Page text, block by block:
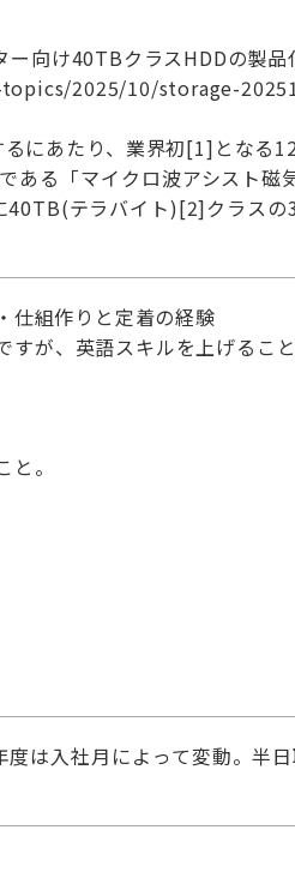
向け40TBクラスHDDの製品
2025/10/storage-
にあたり、業界初[1]となる
ある「マイクロ波アシスト
テラバイト)[2]クラスの
仕組作りと定着の経験
が、英語スキルを上げるこ
。
は入社月によって変動。半